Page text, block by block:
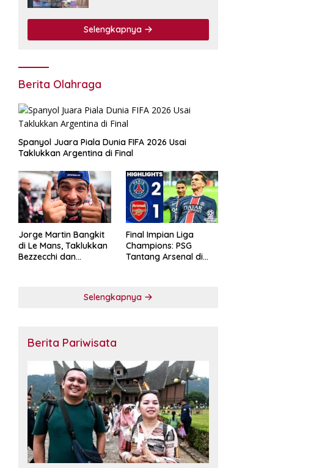
Pabukoan
Selengkapnya
Berita Olahraga
Spanyol Juara Piala Dunia FIFA 2026 Usai
Taklukkan Argentina di Final
Jorge Martin Bangkit
di Le Mans, Taklukkan
Bezzecchi dan
Final Impian Liga
Champions: PSG
Tantang Arsenal di
Selengkapnya
Berita Pariwisata